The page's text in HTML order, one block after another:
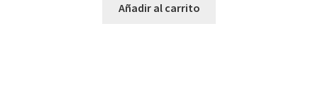
Añadir al carrito